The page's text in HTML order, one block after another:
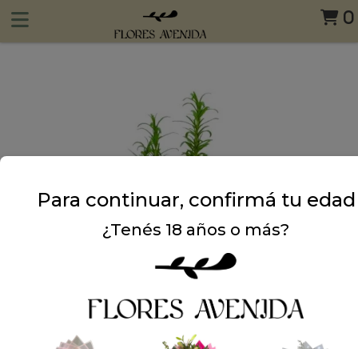
0
Para continuar, confirmá tu edad
¿Tenés 18 años o más?